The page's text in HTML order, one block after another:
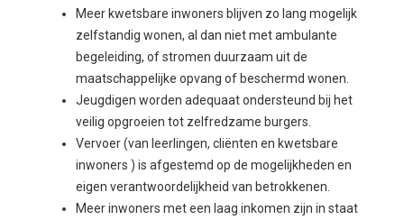
Meer kwetsbare inwoners blijven zo lang mogelijk
zelfstandig wonen, al dan niet met ambulante
begeleiding, of stromen duurzaam uit de
maatschappelijke opvang of beschermd wonen.
Jeugdigen worden adequaat ondersteund bij het
veilig opgroeien tot zelfredzame burgers.
Vervoer (van leerlingen, cliënten en kwetsbare
inwoners ) is afgestemd op de mogelijkheden en
eigen verantwoordelijkheid van betrokkenen.
Meer inwoners met een laag inkomen zijn in staat